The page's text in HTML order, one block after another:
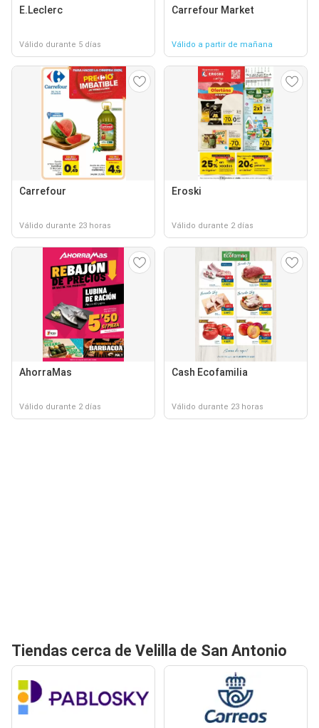
E.Leclerc
Válido durante 5 días
Carrefour Market
Válido a partir de mañana
Carrefour
Válido durante 23 horas
Eroski
Válido durante 2 días
AhorraMas
Válido durante 2 días
Cash Ecofamilia
Válido durante 23 horas
Tiendas cerca de Velilla de San Antonio